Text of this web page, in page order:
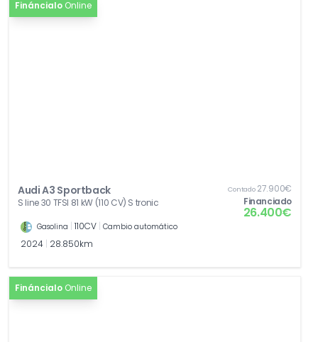
Fináncialo Online
Audi A3 Sportback
S line 30 TFSI 81 kW (110 CV) S tronic
Contado27.900€
Financiado
26.400€
Gasolina 110CV Cambio automático
2024 28.850km
Fináncialo Online